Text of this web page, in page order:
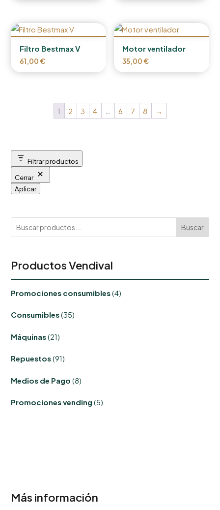
Filtro Bestmax V
61,00€
Motor ventilador
35,00€
1 2 3 4 6 7 8 →
Filtrar productos
Cerrar
Aplicar
Buscar
Productos Vendival
Promociones consumibles 44
productos
Consumibles 3535
productos
Máquinas 2121
productos
Repuestos 9191
productos
Medios de Pago 88
productos
Promociones vending 55
productos
Más información